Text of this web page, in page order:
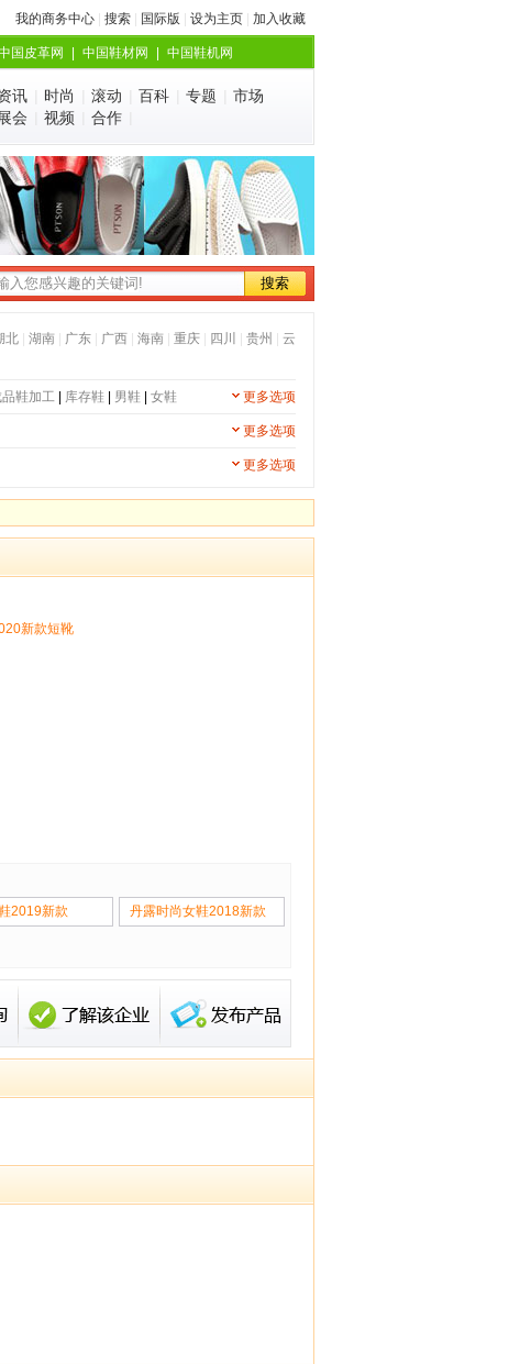
我的商务中心 搜索 国际版 设为主页 加入收藏
国皮革网 中国鞋材网 中国鞋机网
讯 时尚 滚动 百科 专题
市场
展会
视频 合作
北| 湖南| 广东| 广西| 海南| 重庆| 四川 贵州
云
更多选项
品鞋加工| 库存鞋| 男鞋| 女鞋
更多选项
更多选项
新款短靴
2019新款 丹露时尚女鞋2018新款